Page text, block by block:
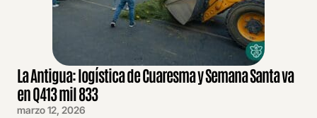
La Antigua: logística de Cuaresma y Semana Santa va
en Q413 mil 833
marzo 12, 2026